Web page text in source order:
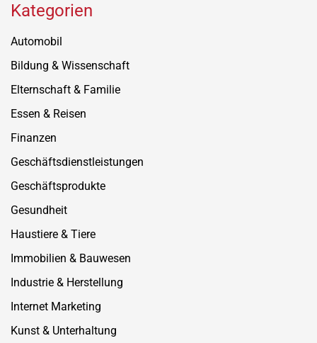
Kategorien
Automobil
Bildung & Wissenschaft
Elternschaft & Familie
Essen & Reisen
Finanzen
Geschäftsdienstleistungen
Geschäftsprodukte
Gesundheit
Haustiere & Tiere
Immobilien & Bauwesen
Industrie & Herstellung
Internet Marketing
Kunst & Unterhaltung